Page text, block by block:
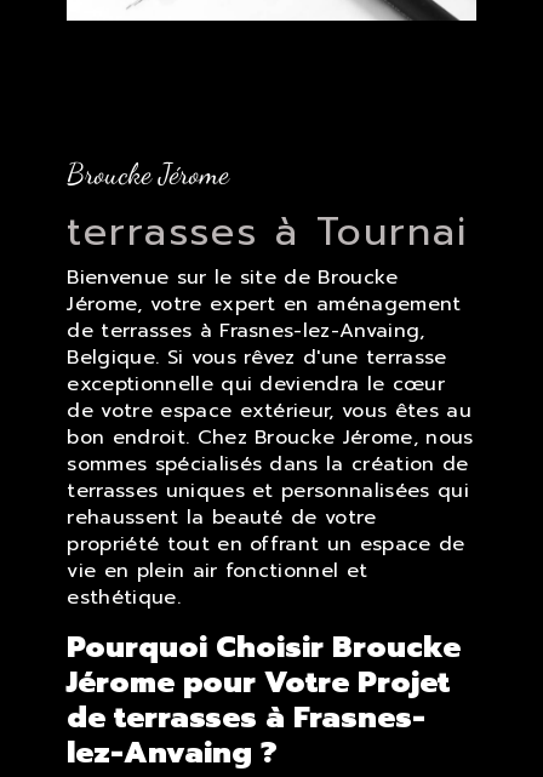
Broucke Jérome
terrasses à Tournai
Bienvenue sur le site de Broucke
Jérome, votre expert en aménagement
de terrasses à Frasnes-lez-Anvaing,
Belgique. Si vous rêvez d'une terrasse
exceptionnelle qui deviendra le cœur
de votre espace extérieur, vous êtes au
bon endroit. Chez Broucke Jérome, nous
sommes spécialisés dans la création de
terrasses uniques et personnalisées qui
rehaussent la beauté de votre
propriété tout en offrant un espace de
vie en plein air fonctionnel et
esthétique.
Pourquoi Choisir Broucke
Jérome pour Votre Projet
de terrasses à Frasnes-
lez-Anvaing ?